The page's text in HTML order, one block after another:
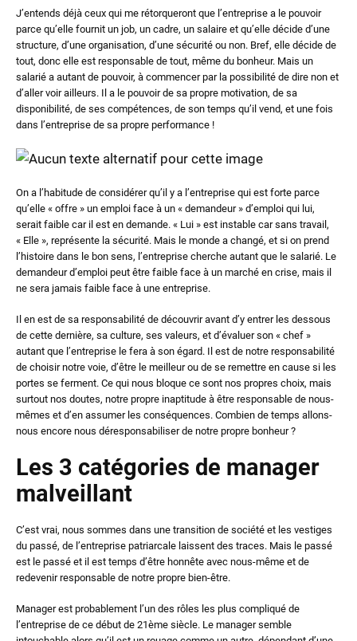
J’entends déjà ceux qui me rétorqueront que l’entreprise a le pouvoir
parce qu’elle fournit un job, un cadre, un salaire et qu’elle décide d’une
structure, d’une organisation, d’une sécurité ou non. Bref, elle décide de
tout, donc elle est responsable de tout, même du bonheur. Mais un
salarié a autant de pouvoir, à commencer par la possibilité de dire non et
d’aller voir ailleurs. Il a le pouvoir de sa propre motivation, de sa
disponibilité, de ses compétences, de son temps qu’il vend, et une fois
dans l’entreprise de sa propre performance !
On a l’habitude de considérer qu’il y a l’entreprise qui est forte parce
qu’elle « offre » un emploi face à un « demandeur » d’emploi qui lui,
serait faible car il est en demande. « Lui » est instable car sans travail,
« Elle », représente la sécurité. Mais le monde a changé, et si on prend
l’histoire dans le bon sens, l’entreprise cherche autant que le salarié. Le
demandeur d’emploi peut être faible face à un marché en crise, mais il
ne sera jamais faible face à une entreprise.
Il en est de sa responsabilité de découvrir avant d’y entrer les dessous
de cette dernière, sa culture, ses valeurs, et d’évaluer son « chef »
autant que l’entreprise le fera à son égard. Il est de notre responsabilité
de choisir notre voie, d’être le meilleur ou de se remettre en cause si les
portes se ferment. Ce qui nous bloque ce sont nos propres choix, mais
surtout nos doutes, notre propre inaptitude à être responsable de nous-
mêmes et d’en assumer les conséquences. Combien de temps allons-
nous encore nous déresponsabiliser de notre propre bonheur ?
Les 3 catégories de manager
malveillant
C’est vrai, nous sommes dans une transition de société et les vestiges
du passé, de l’entreprise patriarcale laissent des traces. Mais le passé
est le passé et il est temps d’être honnête avec nous-même et de
redevenir responsable de notre propre bien-être.
Manager est probablement l’un des rôles les plus compliqué de
l’entreprise de ce début de 21ème siècle. Le manager semble